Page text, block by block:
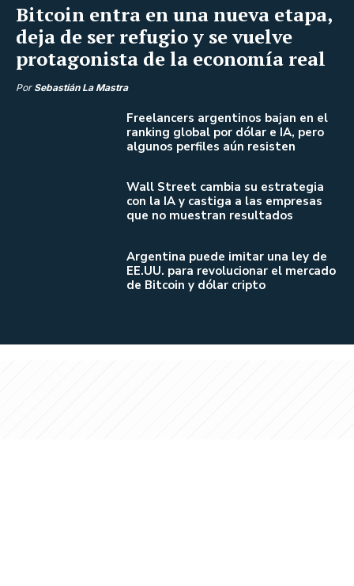
Bitcoin entra en una nueva etapa,
deja de ser refugio y se vuelve
protagonista de la economía real
Por Sebastián La Mastra
Freelancers argentinos bajan en el
ranking global por dólar e IA, pero
algunos perfiles aún resisten
Wall Street cambia su estrategia
con la IA y castiga a las empresas
que no muestran resultados
Argentina puede imitar una ley de
EE.UU. para revolucionar el mercado
de Bitcoin y dólar cripto